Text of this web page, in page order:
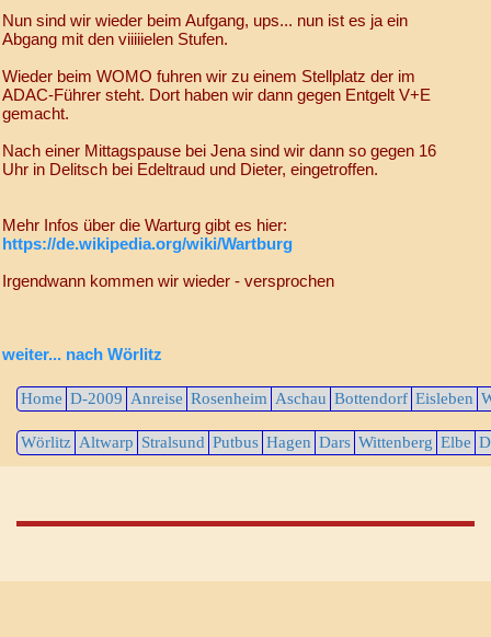
Nun sind wir wieder beim Aufgang, ups... nun ist es ja ein
Abgang mit den viiiiielen Stufen.
Wieder beim WOMO fuhren wir zu einem Stellplatz der im
ADAC-Führer steht. Dort haben wir dann gegen Entgelt V+E
gemacht.
Nach einer Mittagspause bei Jena sind wir dann so gegen 16
Uhr in Delitsch bei Edeltraud und Dieter, eingetroffen.
Mehr Infos über die Warturg gibt es hier:
https://de.wikipedia.org/wiki/Wartburg
Irgendwann kommen wir wieder - versprochen
weiter... nach Wörlitz
Home D-2009 Anreise Rosenheim Aschau Bottendorf Eisleben
Wörlitz Altwarp Stralsund Putbus Hagen Dars Wittenberg Elbe